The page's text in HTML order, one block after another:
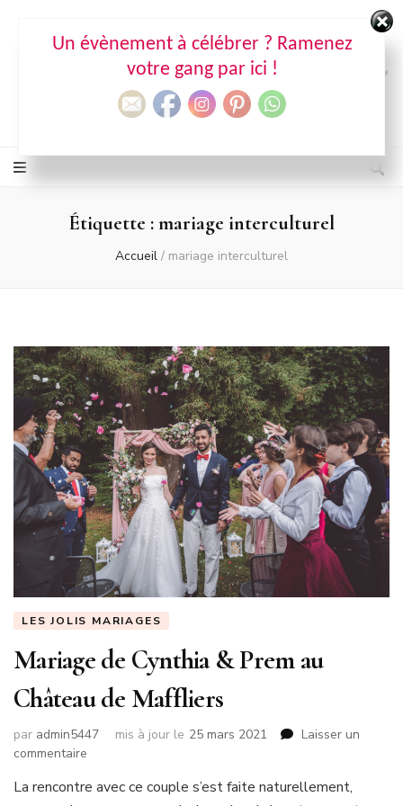
Ma déco aux petits oignons
Agence de wedding & event design
Étiquette :mariage interculturel
Accueil / mariage interculturel
LES JOLIS MARIAGES
Mariage de Cynthia & Prem au
Château de Maffliers
par admin5447 mis à jour le 25 mars 2021
Laisser un
commentaire
de
La rencontre avec ce couple s’est faite naturellement,
Un évènement à célébrer ? Ramenez
votre gang par ici !